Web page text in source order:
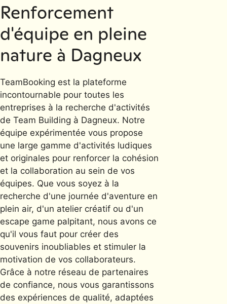
Renforcement
d'équipe en pleine
nature à Dagneux
TeamBooking est la plateforme
incontournable pour toutes les
entreprises à la recherche d'activités
de Team Building à Dagneux. Notre
équipe expérimentée vous propose
une large gamme d'activités ludiques
et originales pour renforcer la cohésion
et la collaboration au sein de vos
équipes. Que vous soyez à la
recherche d'une journée d'aventure en
plein air, d'un atelier créatif ou d'un
escape game palpitant, nous avons ce
qu'il vous faut pour créer des
souvenirs inoubliables et stimuler la
motivation de vos collaborateurs.
Grâce à notre réseau de partenaires
de confiance, nous vous garantissons
des expériences de qualité, adaptées